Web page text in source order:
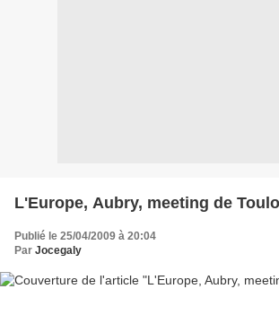
L'Europe, Aubry, meeting de
Publié le 25/04/2009 à 20:04
Par Jocegaly